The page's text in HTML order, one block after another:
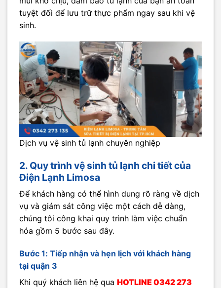
tuyệt đối để lưu trữ thực phẩm ngay sau khi vệ
sinh.
Dịch vụ vệ sinh tủ lạnh chuyên nghiệp
2. Quy trình vệ sinh tủ lạnh chi tiết của
Điện Lạnh Limosa
Để khách hàng có thể hình dung rõ ràng về dịch
vụ và giám sát công việc một cách dễ dàng,
chúng tôi công khai quy trình làm việc chuẩn
hóa gồm 5 bước sau đây.
Bước 1: Tiếp nhận và hẹn lịch với khách hàng
tại quận 3
Khi quý khách liên hệ qua HOTLINE0342 273